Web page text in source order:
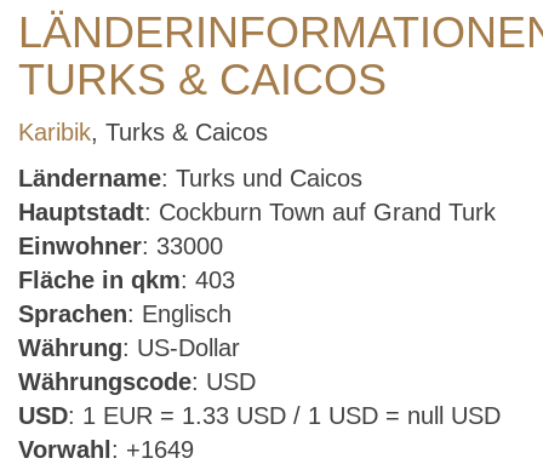
TURKS & CAICOS
Karibik, Turks & Caicos
Ländername: Turks und Caicos
Hauptstadt: Cockburn Town auf Grand Turk
Einwohner: 33000
Fläche in qkm: 403
Sprachen: Englisch
Währung: US-Dollar
Währungscode: USD
USD: 1 EUR = 1.33 USD / 1 USD = null USD
Vorwahl : +1649